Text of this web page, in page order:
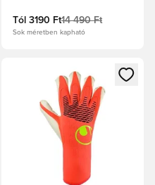
Tól 3190 Ft14 490 Ft
Sok méretben kapható
vagy a tagként
Megnyit egy modált a